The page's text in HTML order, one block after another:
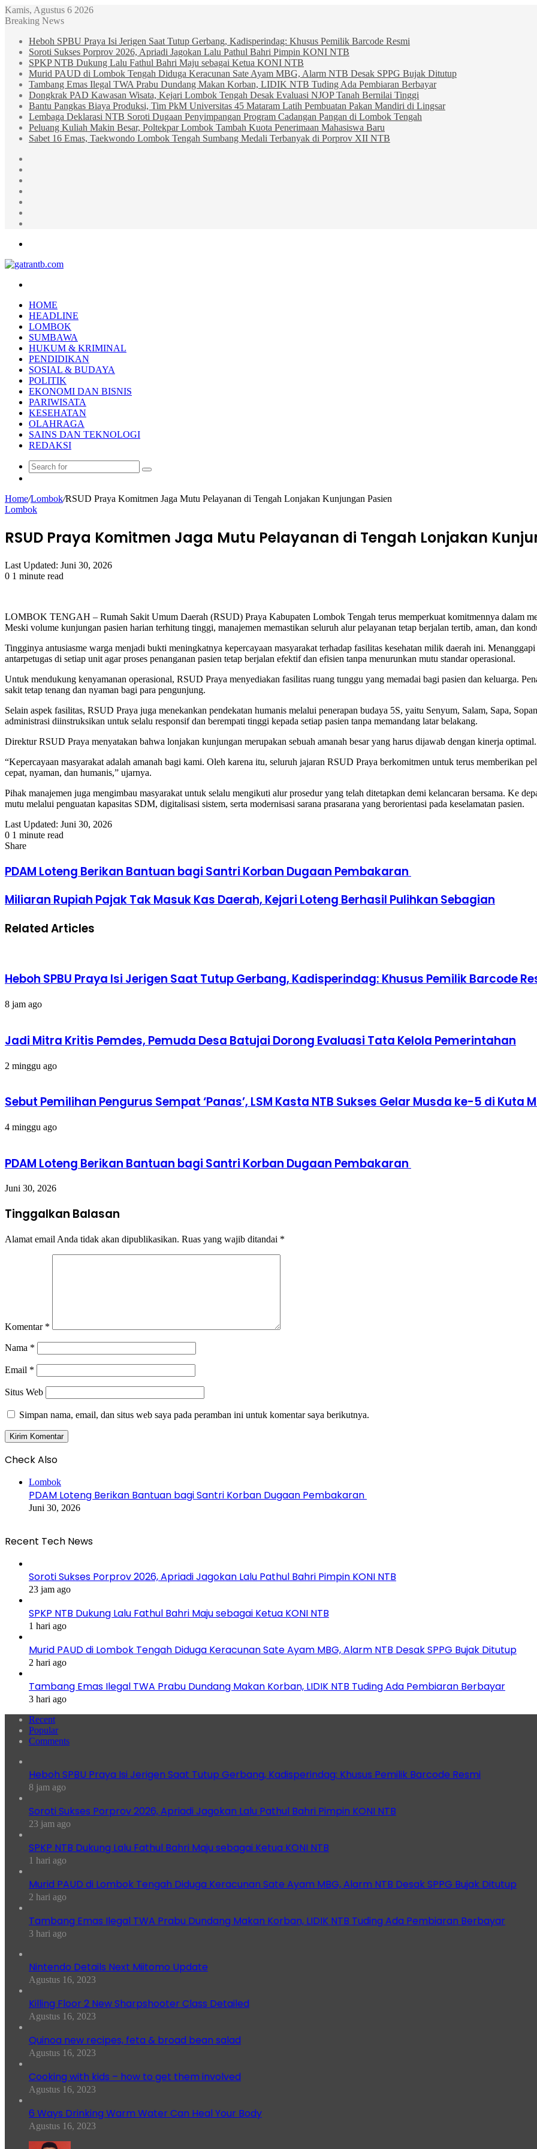
Kamis, Agustus 6 2026
Breaking News
Heboh SPBU Praya Isi Jerigen Saat Tutup Gerbang, Kadisperindag: Khusus Pemilik Barcode Resmi
Soroti Sukses Porprov 2026, Apriadi Jagokan Lalu Pathul Bahri Pimpin KONI NTB
SPKP NTB Dukung Lalu Fathul Bahri Maju sebagai Ketua KONI NTB
Murid PAUD di Lombok Tengah Diduga Keracunan Sate Ayam MBG, Alarm NTB Desak SPPG Bujak Ditutup
Tambang Emas Ilegal TWA Prabu Dundang Makan Korban, LIDIK NTB Tuding Ada Pembiaran Berbayar
Dongkrak PAD Kawasan Wisata, Kejari Lombok Tengah Desak Evaluasi NJOP Tanah Bernilai Tinggi
Bantu Pangkas Biaya Produksi, Tim PkM Universitas 45 Mataram Latih Pembuatan Pakan Mandiri di Lingsar
Lembaga Deklarasi NTB Soroti Dugaan Penyimpangan Program Cadangan Pangan di Lombok Tengah
Peluang Kuliah Makin Besar, Poltekpar Lombok Tambah Kuota Penerimaan Mahasiswa Baru
Sabet 16 Emas, Taekwondo Lombok Tengah Sumbang Medali Terbanyak di Porprov XII NTB
HOME
HEADLINE
LOMBOK
SUMBAWA
HUKUM & KRIMINAL
PENDIDIKAN
SOSIAL & BUDAYA
POLITIK
EKONOMI DAN BISNIS
PARIWISATA
KESEHATAN
OLAHRAGA
SAINS DAN TEKNOLOGI
REDAKSI
Search
Home/Lombok/RSUD Praya Komitmen Jaga Mutu Pelayanan di Tengah Lonjakan Kunjungan Pasien
Lombok
RSUD Praya Komitmen Jaga Mutu Pelayanan di Tengah Lonjakan
Last Updated: Juni 30, 2026
0 1 minute read
LOMBOK TENGAH – Rumah Sakit Umum Daerah (RSUD) Praya Kabupaten Lombok Tengah terus memperkuat komitmennya dalam
Meski volume kunjungan pasien harian terhitung tinggi, manajemen memastikan seluruh alur pelayanan tetap berjalan tertib, aman, dan
Tingginya antusiasme warga menjadi bukti meningkatnya kepercayaan masyarakat terhadap fasilitas kesehatan milik daerah ini.
antarpetugas di setiap unit agar proses penanganan pasien tetap berjalan efektif dan efisien tanpa menurunkan mutu standar operasional.
Untuk mendukung kenyamanan operasional, RSUD Praya menyediakan fasilitas ruang tunggu yang memadai bagi pasien dan keluarga.
sakit tetap tenang dan nyaman bagi para pengunjung.
Selain aspek fasilitas, RSUD Praya juga menekankan pendekatan humanis melalui penerapan budaya 5S, yaitu Senyum, Salam, Sapa,
administrasi diinstruksikan untuk selalu responsif dan berempati tinggi kepada setiap pasien tanpa memandang latar belakang.
Direktur RSUD Praya menyatakan bahwa lonjakan kunjungan merupakan sebuah amanah besar yang harus dijawab dengan kinerja optimal.
“Kepercayaan masyarakat adalah amanah bagi kami. Oleh karena itu, seluruh jajaran RSUD Praya berkomitmen untuk terus memberikan
cepat, nyaman, dan humanis,” ujarnya.
Pihak manajemen juga mengimbau masyarakat untuk selalu mengikuti alur prosedur yang telah ditetapkan demi kelancaran bersama. Ke
mutu melalui penguatan kapasitas SDM, digitalisasi sistem, serta modernisasi sarana prasarana yang berorientasi pada keselamatan pasien.
Last Updated: Juni 30, 2026
0 1 minute read
Facebook
Twitter
LinkedIn
Tumblr
Pinterest
Reddit
VKontakte
Odnoklassniki
Pocket
Share
via
Email
PDAM Loteng Berikan Bantuan bagi Santri Korban Dugaan Pembakaran
Miliaran Rupiah Pajak Tak Masuk Kas Daerah, Kejari Loteng Berhasil Pulihkan Sebagian
Related Articles
Heboh SPBU Praya Isi Jerigen Saat Tutup Gerbang, Kadisperindag: Khusus Pemilik Barcode
8 jam ago
Jadi Mitra Kritis Pemdes, Pemuda Desa Batujai Dorong Evaluasi Tata Kelola Pemerintahan
2 minggu ago
Sebut Pemilihan Pengurus Sempat ‘Panas’, LSM Kasta NTB Sukses Gelar Musda ke-5 di Kuta
4 minggu ago
PDAM Loteng Berikan Bantuan bagi Santri Korban Dugaan Pembakaran
Juni 30, 2026
Tinggalkan Balasan
Alamat email Anda tidak akan dipublikasikan. Ruas yang wajib ditandai *
Komentar *
Nama *
Email *
Situs Web
Simpan nama, email, dan situs web saya pada peramban ini untuk komentar saya berikutnya.
Check Also
Lombok
PDAM Loteng Berikan Bantuan bagi Santri Korban Dugaan Pembakaran
Juni 30, 2026
Recent Tech News
Soroti Sukses Porprov 2026, Apriadi Jagokan Lalu Pathul Bahri Pimpin KONI NTB
23 jam ago
SPKP NTB Dukung Lalu Fathul Bahri Maju sebagai Ketua KONI NTB
1 hari ago
Murid PAUD di Lombok Tengah Diduga Keracunan Sate Ayam MBG, Alarm NTB Desak SPPG Bujak Ditutup
2 hari ago
Tambang Emas Ilegal TWA Prabu Dundang Makan Korban, LIDIK NTB Tuding Ada Pembiaran Berbayar
3 hari ago
Recent
Popular
Comments
Heboh SPBU Praya Isi Jerigen Saat Tutup Gerbang, Kadisperindag: Khusus Pemilik Barcode Resmi
8 jam ago
Soroti Sukses Porprov 2026, Apriadi Jagokan Lalu Pathul Bahri Pimpin KONI NTB
23 jam ago
SPKP NTB Dukung Lalu Fathul Bahri Maju sebagai Ketua KONI NTB
1 hari ago
Murid PAUD di Lombok Tengah Diduga Keracunan Sate Ayam MBG, Alarm NTB Desak SPPG Bujak Ditutup
2 hari ago
Tambang Emas Ilegal TWA Prabu Dundang Makan Korban, LIDIK NTB Tuding Ada Pembiaran Berbayar
3 hari ago
Nintendo Details Next Miitomo Update
Agustus 16, 2023
Killing Floor 2 New Sharpshooter Class Detailed
Agustus 16, 2023
Quinoa new recipes, feta & broad bean salad
Agustus 16, 2023
Cooking with kids – how to get them involved
Agustus 16, 2023
6 Ways Drinking Warm Water Can Heal Your Body
Agustus 16, 2023